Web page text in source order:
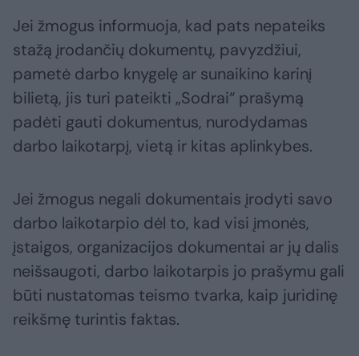
Jei žmogus informuoja, kad pats nepateiks
stažą įrodančių dokumentų, pavyzdžiui,
pametė darbo knygelę ar sunaikino karinį
bilietą, jis turi pateikti „Sodrai“ prašymą
padėti gauti dokumentus, nurodydamas
darbo laikotarpį, vietą ir kitas aplinkybes.
Jei žmogus negali dokumentais įrodyti savo
darbo laikotarpio dėl to, kad visi įmonės,
įstaigos, organizacijos dokumentai ar jų dalis
neišsaugoti, darbo laikotarpis jo prašymu gali
būti nustatomas teismo tvarka, kaip juridinę
reikšmę turintis faktas.